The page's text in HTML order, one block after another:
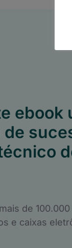
ebook
de 100.000
e caixas